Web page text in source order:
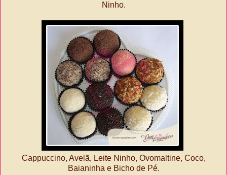
Ninho.
Cappuccino, Avelã, Leite Ninho, Ovomaltine, Coco,
Baianinha e Bicho de Pé.